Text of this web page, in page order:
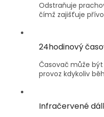
Odstraňuje
čímž zajišťuje
24hodinový
Časovač může
provoz kdykoliv
Infračervené